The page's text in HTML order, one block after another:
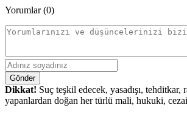
Yorumlar (0)
Gönder
Dikkat! Suç teşkil edecek, yasadışı,
yapanlardan doğan her türlü mali, hukuki,